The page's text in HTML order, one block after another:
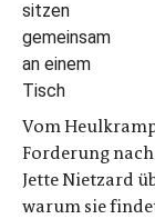
Vom
Forderung
Jette Nietzard
warum sie